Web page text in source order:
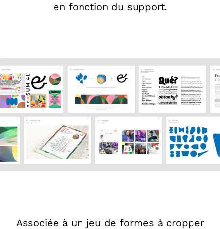
en fonction du support.
Associée à un jeu de formes à cropper